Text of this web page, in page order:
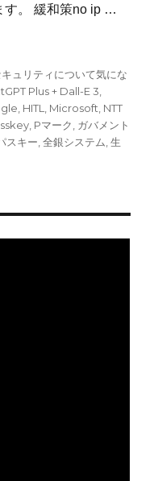
す。 緩和策no ip …
について気になること
ュリティについて気にな
Plus + Dall-E 3
HITL Microsoft NTT
Pマーク ガバメント
スキー ,全銀システム ,生